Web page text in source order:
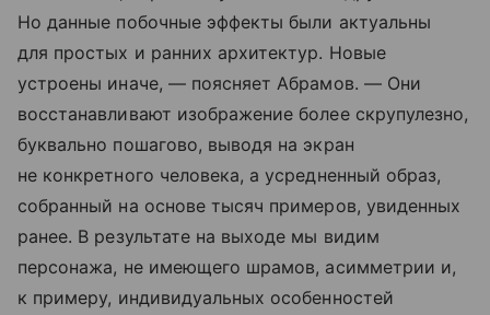
Но данные побочные эффекты были актуальны
для простых и ранних архитектур. Новые
устроены иначе, — поясняет Абрамов. — Они
восстанавливают изображение более скрупулезно,
буквально пошагово, выводя на экран
не конкретного человека, а усредненный образ,
собранный на основе тысяч примеров, увиденных
ранее. В результате на выходе мы видим
персонажа, не имеющего шрамов, асимметрии и,
к примеру, индивидуальных особенностей